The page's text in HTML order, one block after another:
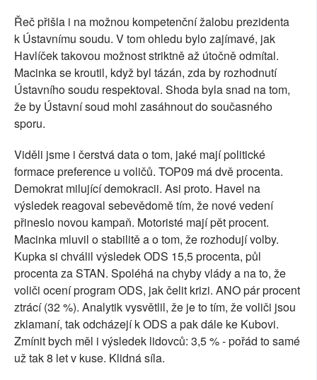
Řeč přišla i na možnou kompetenční žalobu prezidenta
k Ústavnímu soudu. V tom ohledu bylo zajímavé, jak
Havlíček takovou možnost striktně až útočně odmítal.
Macinka se kroutil, když byl tázán, zda by rozhodnutí
Ústavního soudu respektoval. Shoda byla snad na tom,
že by Ústavní soud mohl zasáhnout do současného
sporu.
Viděli jsme i čerstvá data o tom, jaké mají politické
formace preference u voličů. TOP09 má dvě procenta.
Demokrat milující demokracii. Asi proto. Havel na
výsledek reagoval sebevědomě tím, že nové vedení
přineslo novou kampaň. Motoristé mají pět procent.
Macinka mluvil o stabilitě a o tom, že rozhodují volby.
Kupka si chválil výsledek ODS 15,5 procenta, půl
procenta za STAN. Spoléhá na chyby vlády a na to, že
voliči ocení program ODS, jak čelit krizi. ANO pár procent
ztrácí (32 %). Analytik vysvětlil, že je to tím, že voliči jsou
zklamaní, tak odcházejí k ODS a pak dále ke Kubovi.
Zmínit bych měl i výsledek lidovců: 3,5 % - pořád to samé
už tak 8 let v kuse. Klidná síla.